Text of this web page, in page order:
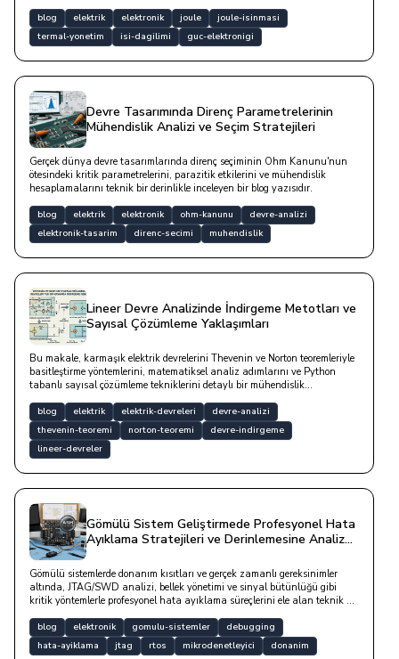
blog elektrik elektronik joule
joule-isinmasi
termal-yonetim
isi-dagilimi guc-elektronigi
Devre Tasarımında Direnç Parametrelerinin
Mühendislik Analizi ve Seçim Stratejileri
Gerçek dünya devre tasarımlarında direnç seçiminin Ohm Kanunu'nun
ötesindeki kritik parametrelerini, parazitik etkilerini ve mühendislik
hesaplamalarını teknik bir derinlikle inceleyen bir blog yazısıdır.
blog elektrik elektronik ohm-kanunu
devre-analizi
elektronik-tasarim
direnc-secimi muhendislik
Lineer Devre Analizinde İndirgeme Metotları ve
Sayısal Çözümleme Yaklaşımları
Bu makale, karmaşık elektrik devrelerini Thevenin ve Norton teoremleriyle
basitleştirme yöntemlerini, matematiksel analiz adımlarını ve Python
tabanlı sayısal çözümleme tekniklerini detaylı bir mühendislik
blog elektrik elektrik-devreleri
devre-analizi
thevenin-teoremi
norton-teoremi
devre-indirgeme
lineer-devreler
Gömülü Sistem Geliştirmede Profesyonel Hata
Ayıklama Stratejileri ve Derinlemesine Analiz
Gömülü sistemlerde donanım kısıtları ve gerçek zamanlı gereksinimler
altında, JTAG/SWD analizi, bellek yönetimi ve sinyal bütünlüğü gibi
kritik yöntemlerle profesyonel hata ayıklama süreçlerini ele alan teknik bir
blog elektronik gomulu-sistemler
debugging
hata-ayiklama
jtag rtos mikrodenetleyici donanim